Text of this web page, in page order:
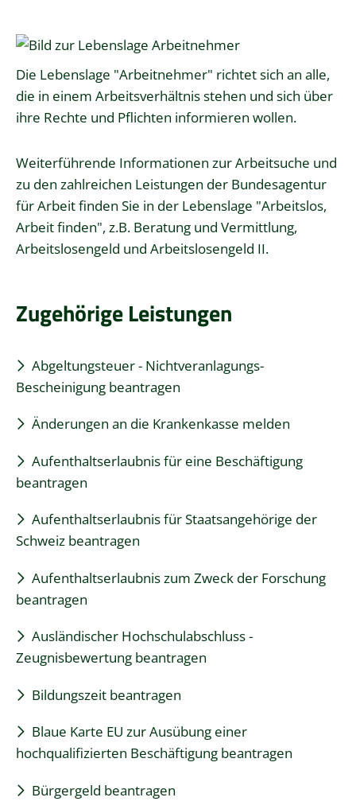
Die Lebenslage "Arbeitnehmer" richtet sich an alle,
die in einem Arbeitsverhältnis stehen und sich über
ihre Rechte und Pflichten informieren wollen.
Weiterführende Informationen zur Arbeitsuche und
zu den zahlreichen Leistungen der Bundesagentur
für Arbeit finden Sie in der Lebenslage "Arbeitslos,
Arbeit finden", z.B. Beratung und Vermittlung,
Arbeitslosengeld und Arbeitslosengeld II.
Zugehörige Leistungen
Abgeltungsteuer - Nichtveranlagungs-
Bescheinigung beantragen
Änderungen an die Krankenkasse melden
Aufenthaltserlaubnis für eine Beschäftigung
beantragen
Aufenthaltserlaubnis für Staatsangehörige der
Schweiz beantragen
Aufenthaltserlaubnis zum Zweck der Forschung
beantragen
Ausländischer Hochschulabschluss -
Zeugnisbewertung beantragen
Bildungszeit beantragen
Blaue Karte EU zur Ausübung einer
hochqualifizierten Beschäftigung beantragen
Bürgergeld beantragen